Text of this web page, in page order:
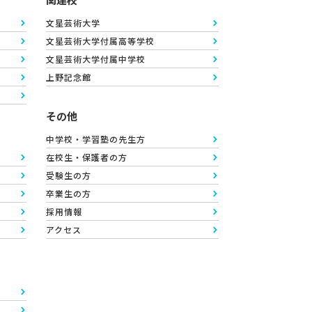
文星芸術大学
文星芸術大学付属高等学校
文星芸術大学付属中学校
上野記念館
その他
中学校・学習塾の先生方
在校生・保護者の方
受験生の方
卒業生の方
採用情報
アクセス